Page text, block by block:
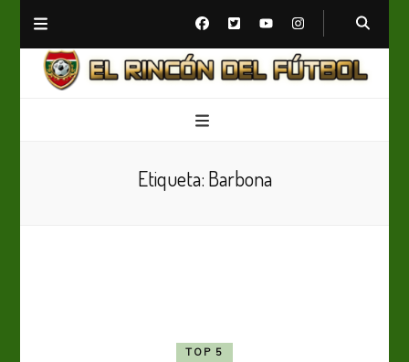
Etiqueta: Barbona
TOP 5